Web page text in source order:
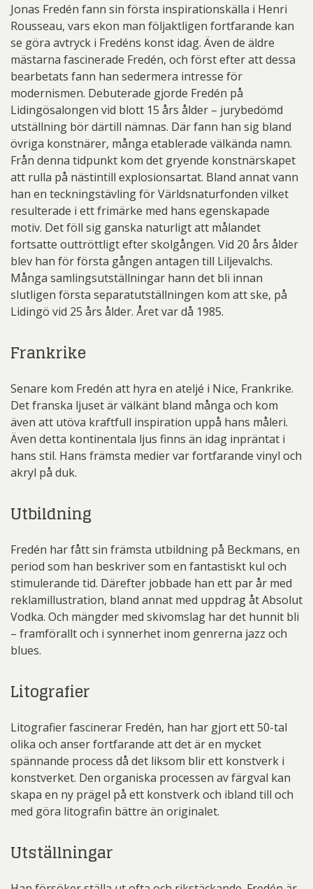
Jonas Fredén fann sin första inspirationskälla i Henri
Rousseau, vars ekon man följaktligen fortfarande kan
se göra avtryck i Fredéns konst idag. Även de äldre
mästarna fascinerade Fredén, och först efter att dessa
bearbetats fann han sedermera intresse för
modernismen. Debuterade gjorde Fredén på
Lidingösalongen vid blott 15 års ålder – jurybedömd
utställning bör därtill nämnas. Där fann han sig bland
övriga konstnärer, många etablerade välkända namn.
Från denna tidpunkt kom det gryende konstnärskapet
att rulla på nästintill explosionsartat. Bland annat vann
han en teckningstävling för Världsnaturfonden vilket
resulterade i ett frimärke med hans egenskapade
motiv. Det föll sig ganska naturligt att målandet
fortsatte outtröttligt efter skolgången. Vid 20 års ålder
blev han för första gången antagen till Liljevalchs.
Många samlingsutställningar hann det bli innan
slutligen första separatutställningen kom att ske, på
Lidingö vid 25 års ålder. Året var då 1985.
Frankrike
Senare kom Fredén att hyra en ateljé i Nice, Frankrike.
Det franska ljuset är välkänt bland många och kom
även att utöva kraftfull inspiration uppå hans måleri.
Även detta kontinentala ljus finns än idag inpräntat i
hans stil. Hans främsta medier var fortfarande vinyl och
akryl på duk.
Utbildning
Fredén har fått sin främsta utbildning på Beckmans, en
period som han beskriver som en fantastiskt kul och
stimulerande tid. Därefter jobbade han ett par år med
reklamillustration, bland annat med uppdrag åt Absolut
Vodka. Och mängder med skivomslag har det hunnit bli
– framförallt och i synnerhet inom genrerna jazz och
blues.
Litografier
Litografier fascinerar Fredén, han har gjort ett 50-tal
olika och anser fortfarande att det är en mycket
spännande process då det liksom blir ett konstverk i
konstverket. Den organiska processen av färgval kan
skapa en ny prägel på ett konstverk och ibland till och
med göra litografin bättre än originalet.
Utställningar